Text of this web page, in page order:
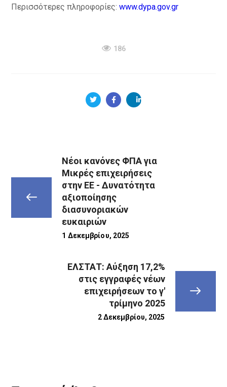
Περισσότερες πληροφορίες:www.dypa.gov.gr
186
Νέοι κανόνες ΦΠΑ για
Μικρές επιχειρήσεις
στην ΕΕ - Δυνατότητα
αξιοποίησης
διασυνοριακών
ευκαιριών
1 Δεκεμβρίου, 2025
ΕΛΣΤΑΤ: Αύξηση 17,2%
στις εγγραφές νέων
επιχειρήσεων το γ'
τρίμηνο 2025
2 Δεκεμβρίου, 2025